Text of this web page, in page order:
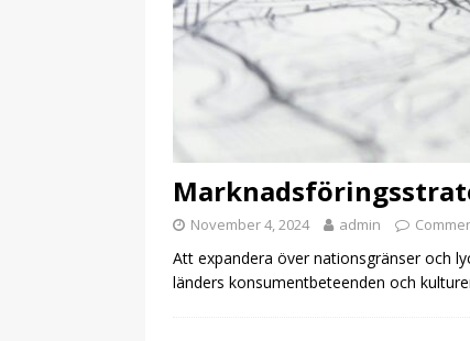
November 4, 2024 admin
Att expandera över nationsgränser och
länders konsumentbeteenden och